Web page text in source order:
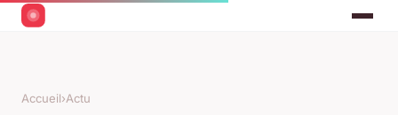
Accueil›Actu